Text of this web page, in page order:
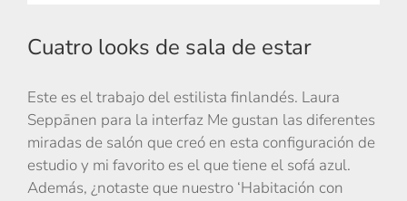
Cuatro looks de sala de estar
Este es el trabajo del estilista finlandés. Laura
Seppānen para la interfaz Me gustan las diferentes
miradas de salón que creó en esta configuración de
estudio y mi favorito es el que tiene el sofá azul.
Además, ¿notaste que nuestro ‘Habitación con